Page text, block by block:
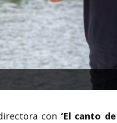
con ‘El canto